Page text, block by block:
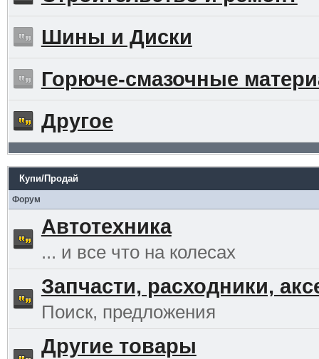
Шины и Диски
Горюче-смазочные
Другое
Купи/Продай
Форум
Автотехника
... и все что на колесах
Запчасти, расходники,
Поиск, предложения
Другие товары